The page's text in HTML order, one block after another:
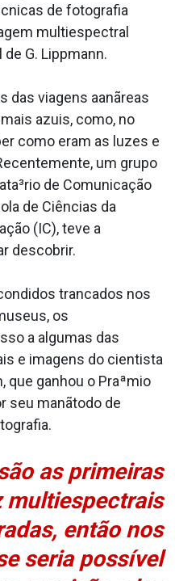
de fotografia
multiespectral
G. Lippmann.
das viagens aanãreas
azuis, como, no
como eram as luzes e
um grupo
de Comunicação
de Ciências da
(IC), teve a
descobrir.
trancados nos
os
a algumas das
e imagens do cientista
que ganhou o Praªmio
seu manãtodo de
as primeiras
multiespectrais
então nos
seria possí­vel